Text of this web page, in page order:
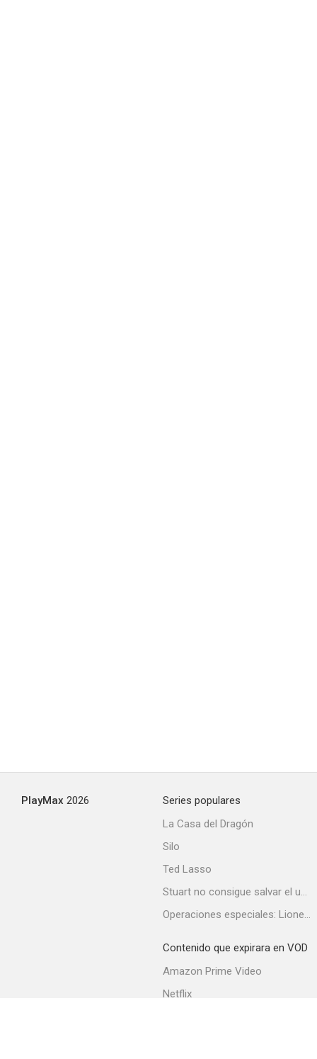
PlayMax 2026
Series populares
La Casa del Dragón
Silo
Ted Lasso
Stuart no consigue salvar el universo
Operaciones especiales: Lioness
Contenido que expirara en VOD
Amazon Prime Video
Netflix